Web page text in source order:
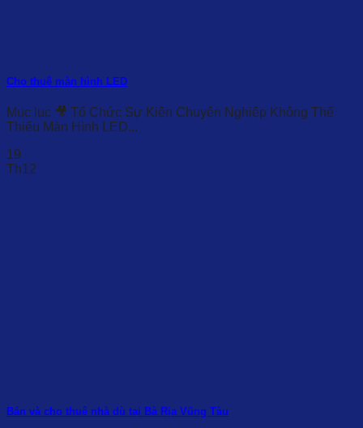
Cho thuê màn hình LED
Mục lục 🎥 Tổ Chức Sự Kiện Chuyên Nghiệp Không Thể
Thiếu Màn Hình LED...
19
Th12
Bán và cho thuê nhà dù tại Bà Rịa Vũng Tàu